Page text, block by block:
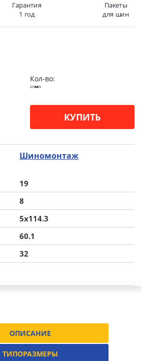
Гарантия
1 год
Пакеты
для шин
Кол-во:
КУПИТЬ
Шиномонтаж
19
8
5x114.3
60.1
32
ОПИСАНИЕ
ТИПОРАЗМЕРЫ